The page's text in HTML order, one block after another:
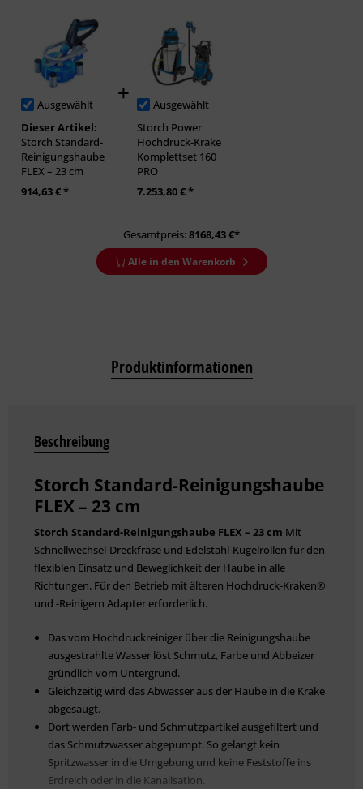
Ausgewählt
Dieser Artikel:
Storch Standard-
Reinigungshaube
FLEX – 23 cm
914,63 € *
Ausgewählt
Storch Power
Hochdruck-Krake
Komplettset 160
PRO
7.253,80 € *
Gesamtpreis:8168,43€*
Alle in den Warenkorb
Produktinformationen
Beschreibung
Storch Standard-Reinigungshaube
FLEX – 23 cm
Storch Standard-Reinigungshaube FLEX – 23 cm Mit
Schnellwechsel-Dreckfräse und Edelstahl-Kugelrollen für den
flexiblen Einsatz und Beweglichkeit der Haube in alle
Richtungen. Für den Betrieb mit älteren Hochdruck-Kraken®
und -Reinigern Adapter erforderlich.
Das vom Hochdruckreiniger über die Reinigungshaube
ausgestrahlte Wasser löst Schmutz, Farbe und Abbeizer
gründlich vom Untergrund.
Gleichzeitig wird das Abwasser aus der Haube in die Krake
abgesaugt.
Dort werden Farb- und Schmutzpartikel ausgefiltert und
das Schmutzwasser abgepumpt. So gelangt kein
Spritzwasser in die Umgebung und keine Feststoffe ins
Erdreich oder in die Kanalisation.